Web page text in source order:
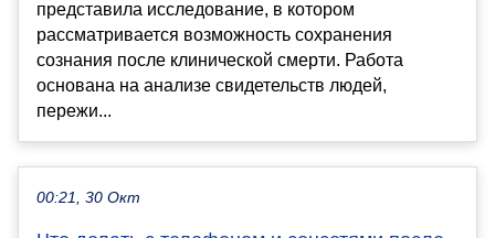
представила исследование, в котором
рассматривается возможность сохранения
сознания после клинической смерти. Работа
основана на анализе свидетельств людей,
пережи...
00:21, 30 Окт